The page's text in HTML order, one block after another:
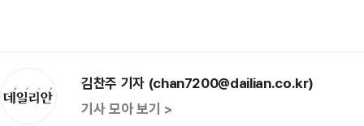
김찬주 기자 (chan7200@dailian.co.kr)
기사 모아 보기 >